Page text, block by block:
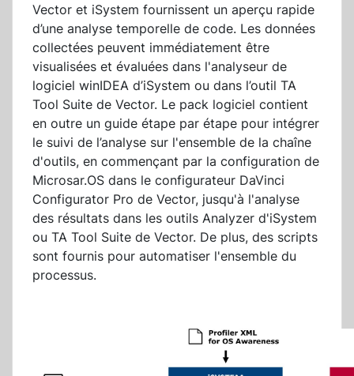
Vector et iSystem fournissent un aperçu rapide
d’une analyse temporelle de code. Les données
collectées peuvent immédiatement être
visualisées et évaluées dans l'analyseur de
logiciel winIDEA d’iSystem ou dans l’outil TA
Tool Suite de Vector. Le pack logiciel contient
en outre un guide étape par étape pour intégrer
le suivi de l’analyse sur l'ensemble de la chaîne
d'outils, en commençant par la configuration de
Microsar.OS dans le configurateur DaVinci
Configurator Pro de Vector, jusqu'à l'analyse
des résultats dans les outils Analyzer d'iSystem
ou TA Tool Suite de Vector. De plus, des scripts
sont fournis pour automatiser l'ensemble du
processus.